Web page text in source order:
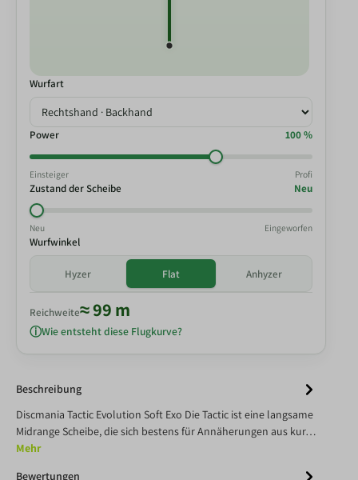
Wurfart
Power 100 %
Einsteiger Profi
Zustand der Scheibe Neu
Neu Eingeworfen
Wurfwinkel
Hyzer Flat Anhyzer
Reichweite≈ 99 m
Wie entsteht diese Flugkurve?
Beschreibung
Discmania Tactic Evolution Soft Exo Die Tactic ist eine langsame
Midrange Scheibe, die sich bestens für Annäherungen aus kur…
Mehr
Bewertungen